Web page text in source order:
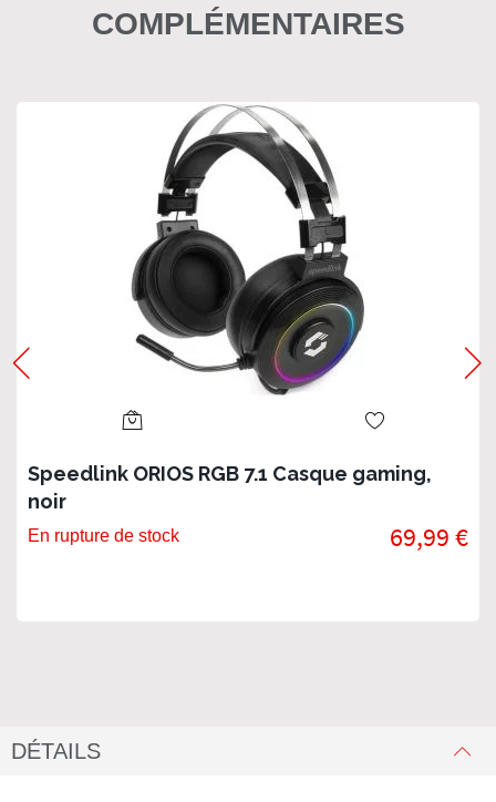
COMPLÉMENTAIRES
Speedlink ORIOS RGB 7.1 Casque gaming,
noir
En rupture de stock 69,99 €
DÉTAILS